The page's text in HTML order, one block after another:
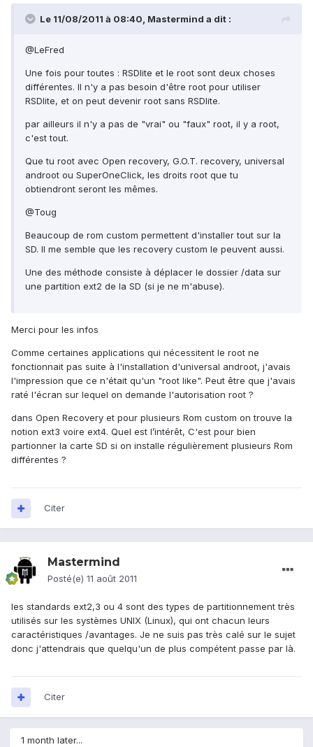
Le 11/08/2011 à 08:40, Mastermind a dit :
@LeFred
Une fois pour toutes : RSDlite et le root sont deux choses
différentes. Il n'y a pas besoin d'être root pour utiliser
RSDlite, et on peut devenir root sans RSDlite.
par ailleurs il n'y a pas de "vrai" ou "faux" root, il y a root,
c'est tout.
Que tu root avec Open recovery, G.O.T. recovery, universal
androot ou SuperOneClick, les droits root que tu
obtiendront seront les mêmes.
@Toug
Beaucoup de rom custom permettent d'installer tout sur la
SD. Il me semble que les recovery custom le peuvent aussi.
Une des méthode consiste à déplacer le dossier /data sur
une partition ext2 de la SD (si je ne m'abuse).
Merci pour les infos
Comme certaines applications qui nécessitent le root ne
fonctionnait pas suite à l'installation d'universal androot, j'avais
l'impression que ce n'était qu'un "root like". Peut être que j'avais
raté l'écran sur lequel on demande l'autorisation root ?
dans Open Recovery et pour plusieurs Rom custom on trouve la
notion ext3 voire ext4. Quel est l’intérêt, C'est pour bien
partionner la carte SD si on installe régulièrement plusieurs Rom
différentes ?
Citer
Mastermind
Posté(e) 11 août 2011
les standards ext2,3 ou 4 sont des types de partitionnement très
utilisés sur les systèmes UNIX (Linux), qui ont chacun leurs
caractéristiques /avantages. Je ne suis pas très calé sur le sujet
donc j'attendrais que quelqu'un de plus compétent passe par là.
Citer
1 month later...